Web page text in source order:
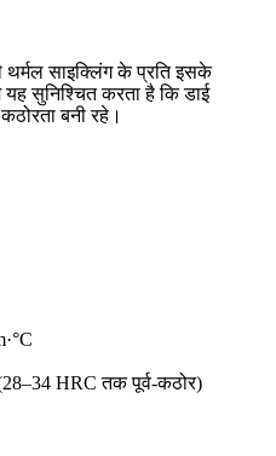
थर्मल साइक्लिंग के प्रति इसके
यह सुनिश्चित करता है कि डाई
बनी रहे।
HRC तक पूर्व-कठोर)